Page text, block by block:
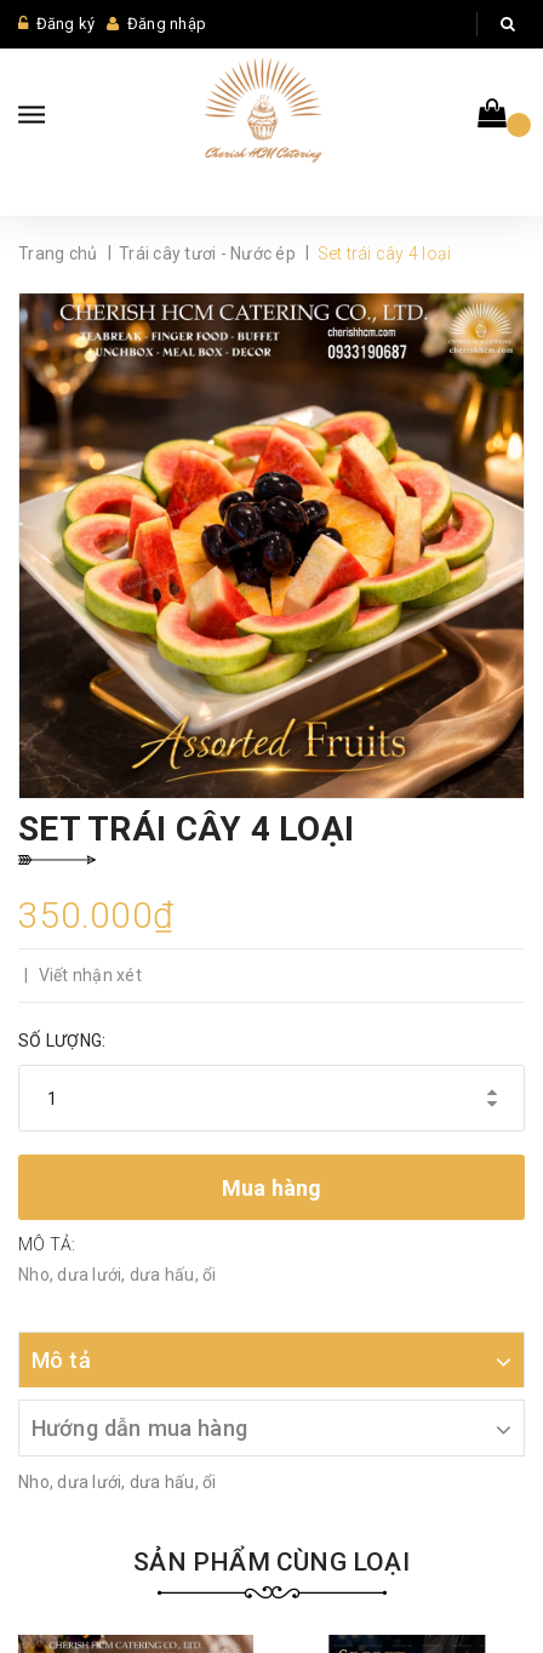
Đăng ký Đăng nhập
Trang chủ Trái cây tươi - Nước ép Set trái cây 4 loại
SET TRÁI CÂY 4 LOẠI
350.000₫
Viết nhận xét
SỐ LƯỢNG:
Mua hàng
MÔ TẢ:
Nho, dưa lưới, dưa hấu, ổi
Mô tả
Hướng dẫn mua hàng
Nho, dưa lưới, dưa hấu, ổi
SẢN PHẨM CÙNG LOẠI